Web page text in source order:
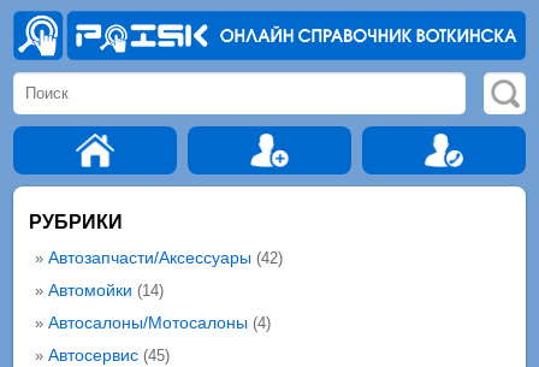
РУБРИКИ
» Автозапчасти/Аксессуары(42)
» Автомойки (14)
» Автосалоны/Мотосалоны(4)
» Автосервис(45)